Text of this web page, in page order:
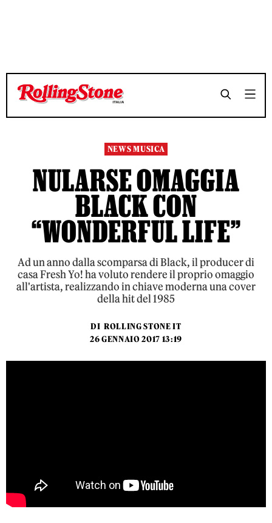
TEMPO DI LETTURA 3 MINUTI SHARE
TEMPO DI LETTURA 3 MINUTI SHARE
NEWS MUSICA
NULARSE OMAGGIA
BLACK CON
“WONDERFUL LIFE”
Ad un anno dalla scomparsa di Black, il producer di
casa Fresh Yo! ha voluto rendere il proprio omaggio
all'artista, realizzando in chiave moderna una cover
della hit del 1985
DI ROLLING STONE IT
26 GENNAIO 2017 13:19